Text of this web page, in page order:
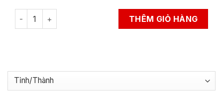
Găng Tay Bảo Hộ Đi Xe Máy LS2 All Terrain II Man quantity
THÊM GIỎ HÀNG